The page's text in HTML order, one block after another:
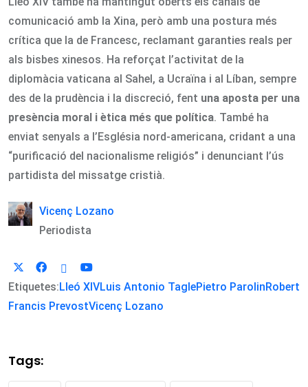
comunicació amb la Xina, però amb una postura més
crítica que la de Francesc, reclamant garanties reals per
als bisbes xinesos. Ha reforçat l’activitat de la
diplomàcia vaticana al Sahel, a Ucraïna i al Líban, sempre
des de la prudència i la discreció, fent una aposta per una
presència moral i ètica més que política. També ha
enviat senyals a l’Església nord-americana, cridant a una
“purificació del nacionalisme religiós” i denunciant l’ús
partidista del missatge cristià.
Vicenç Lozano
Periodista
Etiquetes:Lleó XIVLuis Antonio TaglePietro ParolinRobert
Francis PrevostVicenç Lozano
Tags: